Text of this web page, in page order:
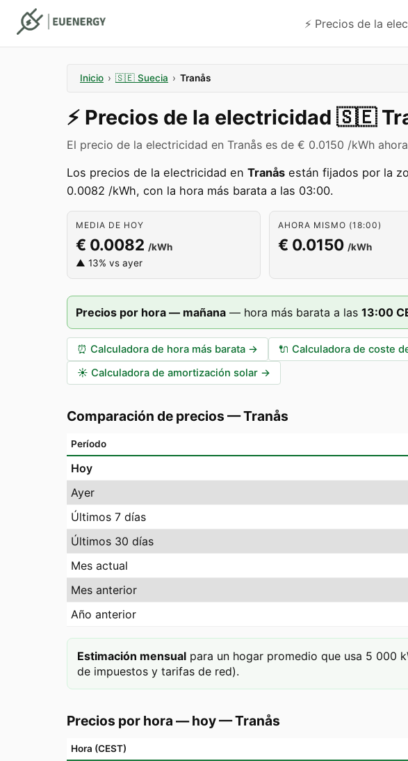
⚡️ Precios de la
Inicio › 🇸🇪 Suecia › Tranås
⚡️ Precios de la electricidad 🇸🇪
El precio de la electricidad en Tranås es de € 0.0150 /kWh
Los precios de la electricidad en Tranås están fijados por la
0.0082 /kWh, con la hora más barata a las 03:00.
MEDIA DE HOY
€ 0.0082 /kWh
▲ 13% vs ayer
AHORA MISMO (18:00)
€ 0.0150 /kWh
Precios por hora — mañana — hora más barata a las 13:00
⏰ Calculadora de hora más barata → 🔌 Calculadora de coste
☀️ Calculadora de amortización solar →
Comparación de precios —Tranås
Período
Hoy
Ayer
Últimos 7 días
Últimos 30 días
Mes actual
Mes anterior
Año anterior
Estimación mensual para un hogar promedio que usa 5 000
de impuestos y tarifas de red).
Precios por hora — hoy—Tranås
Hora (CEST)